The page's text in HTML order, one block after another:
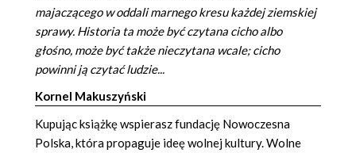
majaczącego w oddali marnego kresu każdej ziemskiej
sprawy. Historia ta może być czytana cicho albo
głośno, może być także nieczytana wcale; cicho
powinni ją czytać ludzie...
Kornel Makuszyński
Kupując książkę wspierasz fundację Nowoczesna
Polska, która propaguje ideę wolnej kultury. Wolne